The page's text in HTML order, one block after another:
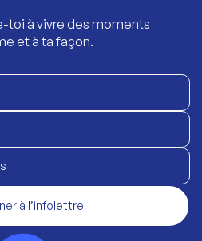
toi à vivre des moments
et à ta façon.
à l’infolettre